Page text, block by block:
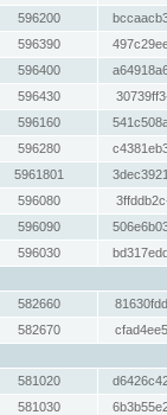
596200
596390
596400
596430
596160
596280
5961801
596080
596090
596030
582660
582670
581020
581030